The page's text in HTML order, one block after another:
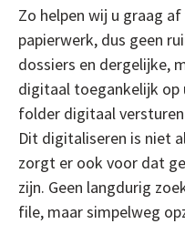
Zo helpen wij u graag
papierwerk, dus geen
dossiers en dergelijke,
digitaal toegankelijk op
folder digitaal
Dit digitaliseren is niet
zorgt er ook voor dat
zijn. Geen langdurig
file, maar simpelweg